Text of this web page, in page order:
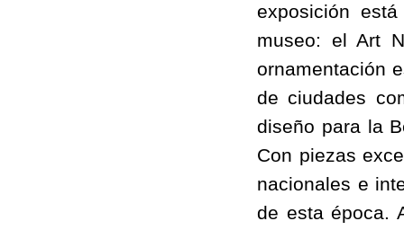
exposición
museo: el Art
ornamentación
de ciudades
diseño para la
Con piezas
nacionales e
de esta época.